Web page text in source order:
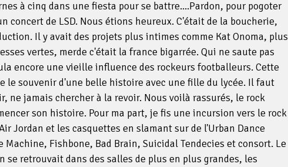
à cinq dans une fiesta pour se battre....Pardon, pour pogoter
concert de LSD. Nous étions heureux. C'était de la boucherie,
Il y avait des projets plus intimes comme Kat Onoma, plus
vertes, merde c'était la france bigarrée. Qui ne saute pas
encore une vieille influence des rockeurs footballeurs. Cette
le souvenir d'une belle histoire avec une fille du lycée. Il faut
ne jamais chercher à la revoir. Nous voilà rassurés, le rock
son histoire. Pour ma part, je fis une incursion vers le rock
Jordan et les casquettes en slamant sur de l'Urban Dance
Machine, Fishbone, Bad Brain, Suicidal Tendecies et consort. Le
se retrouvait dans des salles de plus en plus grandes, les